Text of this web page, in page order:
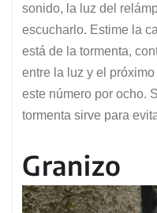
sonido, la luz del
escucharlo. Estime la
está de la tormenta,
entre la luz y el
este número por ocho.
tormenta sirve para
Granizo